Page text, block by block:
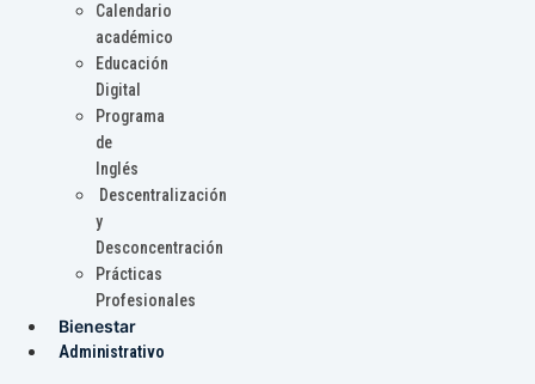
Calendario
académico
Educación
Digital
Programa
de
Inglés
Descentralización
y
Desconcentración
Prácticas
Profesionales
Bienestar
Administrativo